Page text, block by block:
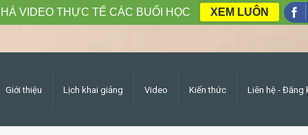
Giới thiệu Lịch khai giảng Video Kiến thức Liên hệ - Đăng
VIDEO THỰC TẾ CÁC BUỔI HỌC XEM LUÔN